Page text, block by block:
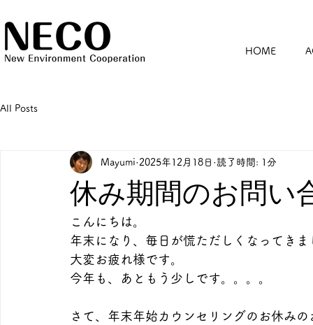
HOME
All Posts
休み期間のお問い
Mayumi 2025年12月18日 読了時間: 1分
こんにちは。
年末になり、毎日が慌ただしくなってきま
大変お疲れ様です。
今年も、あともう少しです。。。。
さて、年末年始カウンセリングのお休み